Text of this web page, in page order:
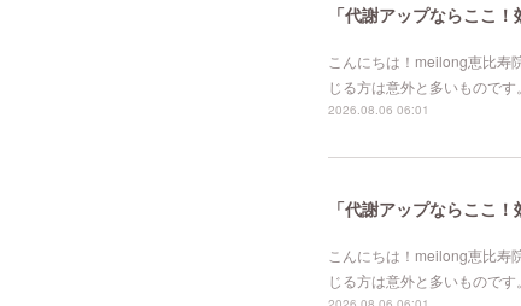
「代謝アップならここ
こんにちは！meilong恵比寿
じる方は意外と多いもので
2026.08.06 06:01
「代謝アップならここ
こんにちは！meilong恵比寿
じる方は意外と多いもので